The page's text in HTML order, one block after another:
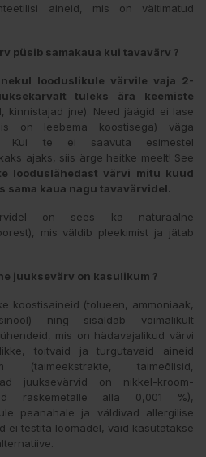
aineid, mis on vältimatud
püsib samakaua kui tavavärv ?
looduslikule värvile vaja 2-
tuleks ära keemiste
kinnistajad jne). Need jäägid ei lase
on leebema koostisega) väga
Kui te ei saavuta esimestel
ajaks, siis ärge heitke meelt! See
looduslähedast värvi mitu kuud
sama kaua nagu tavavärvidel.
on sees ka naturaalne
mis väldib pleekimist ja jätab
juuksevärv on kasulikum ?
koostisaineid (tolueen, ammoniaak,
ning sisaldab võimalikult
mis on hädavajalikud värvi
toitvaid ja turgutavaid aineid
taimeõlisid,
juuksevärvid on nikkel-kroom-
raskemetalle alla 0,001 %),
peanahale ja väldivad allergilise
ei testita loomadel, vaid kasutatakse